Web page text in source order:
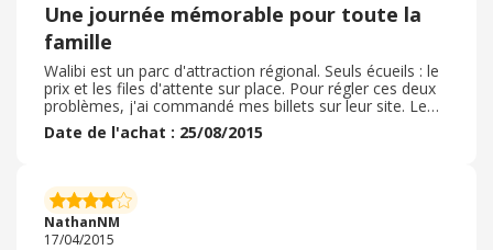
Une journée mémorable pour toute la
famille
Walibi est un parc d'attraction régional. Seuls écueils : le
prix et les files d'attente sur place. Pour régler ces deux
problèmes, j'ai commandé mes billets sur leur site. Le
prix a été plus intéressant grâce au cashback et les
billets électroniques nous ont permis d'éviter les files. Je
Date de l'achat : 25/08/2015
NathanNM
17/04/2015